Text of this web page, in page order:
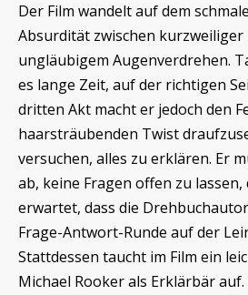
Der Film wandelt auf dem
Absurdität zwischen
ungläubigem Augenverdrehen.
es lange Zeit, auf der richtigen
dritten Akt macht er jedoch den
haarsträubenden Twist
versuchen, alles zu erklären. Er
ab, keine Fragen offen zu lassen,
erwartet, dass die
Frage-Antwort-Runde auf der
Stattdessen taucht im Film ein
Michael Rooker als Erklärbär